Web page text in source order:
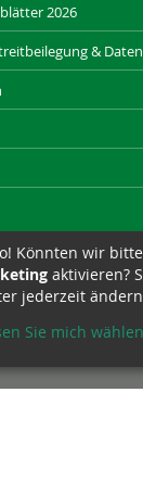
2026
&
Könnten wir
aktivieren?
jederzeit
Sie mich wählen